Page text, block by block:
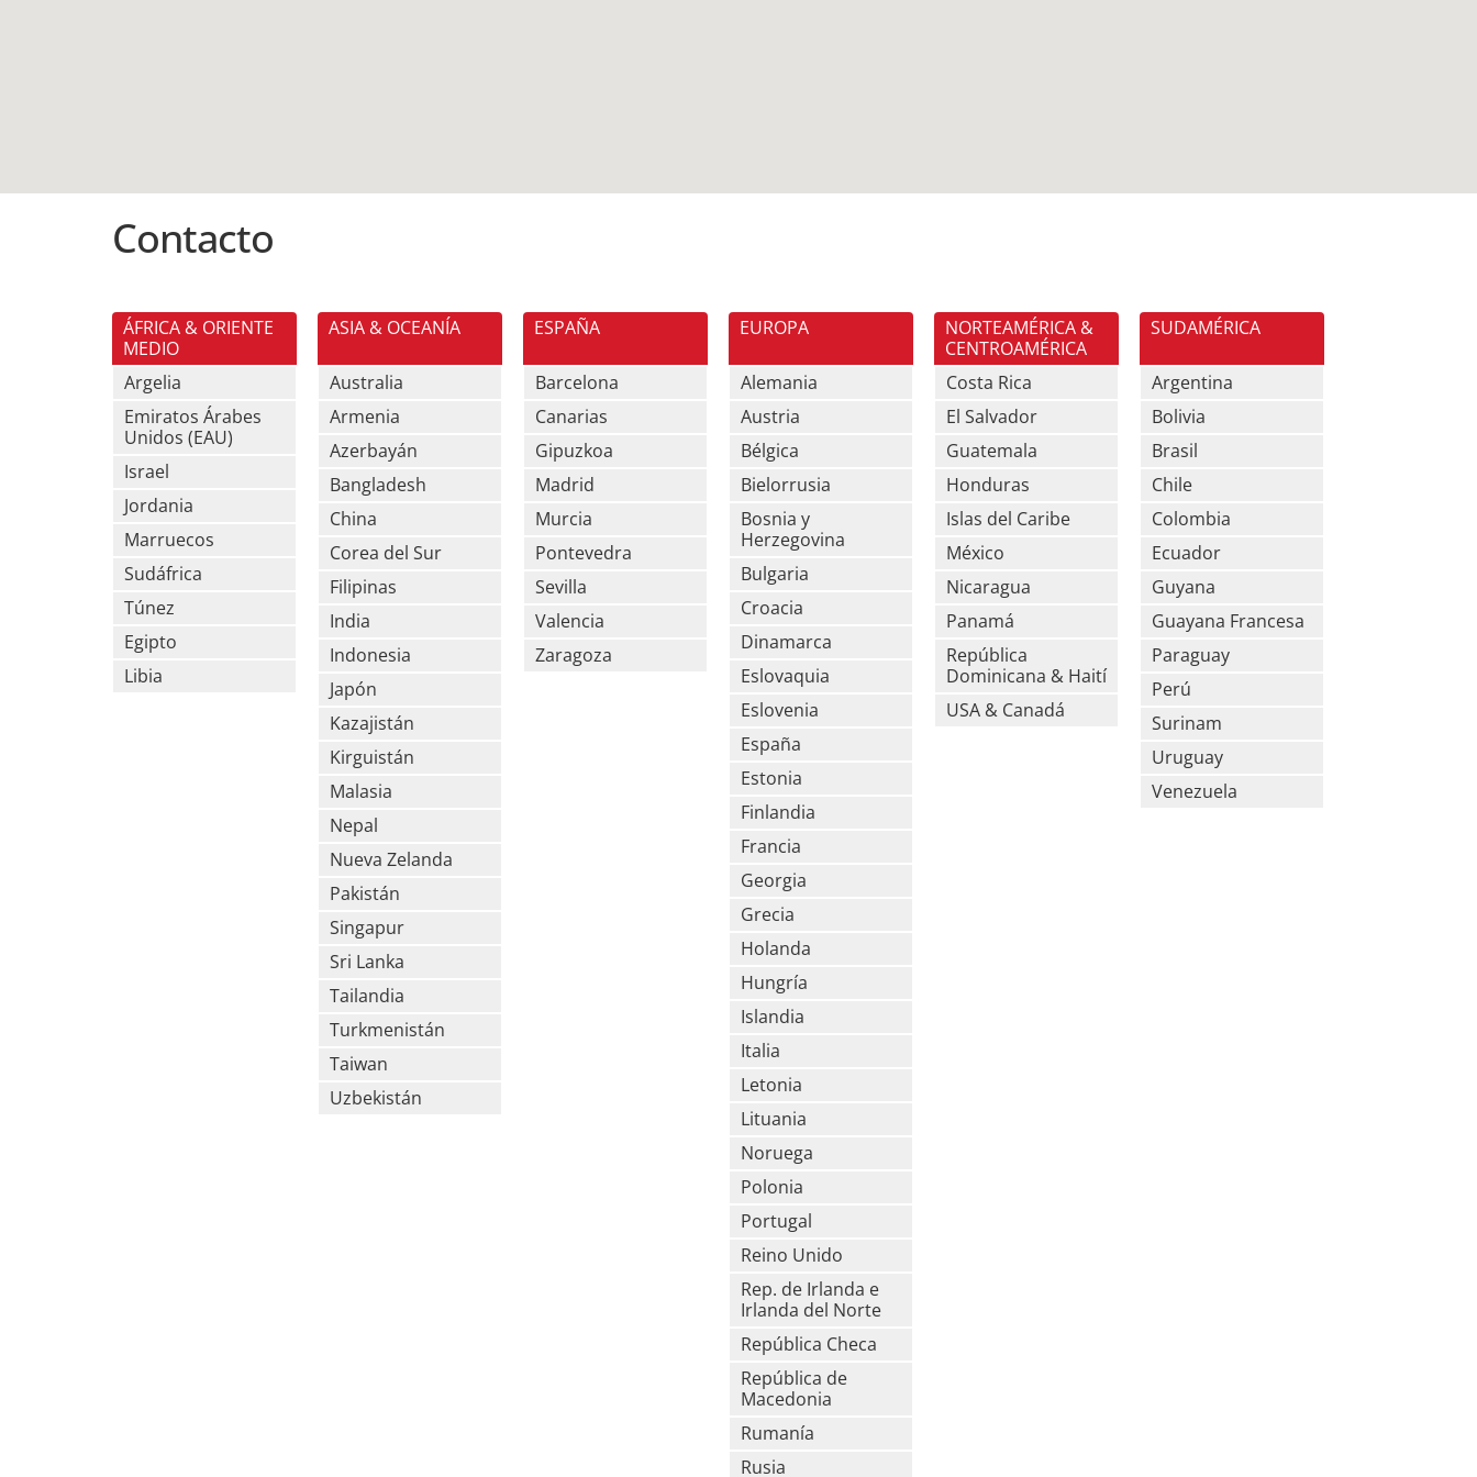
Contacto
ÁFRICA & ORIENTE
MEDIO
Argelia
Emiratos Árabes
Unidos (EAU)
Israel
Jordania
Marruecos
Sudáfrica
Túnez
Egipto
Libia
ASIA & OCEANÍA
Australia
Armenia
Azerbayán
Bangladesh
China
Corea del Sur
Filipinas
India
Indonesia
Japón
Kazajistán
Kirguistán
Malasia
Nepal
Nueva Zelanda
Pakistán
Singapur
Sri Lanka
Tailandia
Turkmenistán
Taiwan
Uzbekistán
ESPAÑA
Barcelona
Canarias
Gipuzkoa
Madrid
Murcia
Pontevedra
Sevilla
Valencia
Zaragoza
EUROPA
Alemania
Austria
Bélgica
Bielorrusia
Bosnia y
Herzegovina
Bulgaria
Croacia
Dinamarca
Eslovaquia
Eslovenia
España
Estonia
Finlandia
Francia
Georgia
Grecia
Holanda
Hungría
Islandia
Italia
Letonia
Lituania
Noruega
Polonia
Portugal
Reino Unido
Rep. de Irlanda e
Irlanda del Norte
República Checa
República de
Macedonia
Rumanía
Rusia
NORTEAMÉRICA &
CENTROAMÉRICA
Costa Rica
El Salvador
Guatemala
Honduras
Islas del Caribe
México
Nicaragua
Panamá
República
Dominicana & Haití
USA & Canadá
SUDAMÉRICA
Argentina
Bolivia
Brasil
Chile
Colombia
Ecuador
Guyana
Guayana Francesa
Paraguay
Perú
Surinam
Uruguay
Venezuela